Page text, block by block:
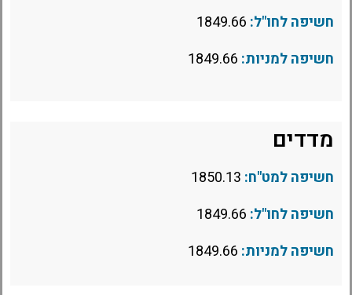
חשיפה לחו"ל:
חשיפה למניות:
מדדים
חשיפה למט"ח:
חשיפה לחו"ל:
חשיפה למניות: